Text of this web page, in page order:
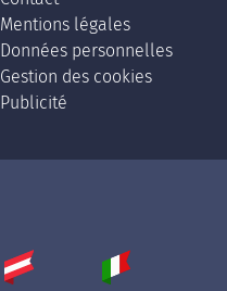
Mentions légales
Données personnelles
Gestion des cookies
Publicité